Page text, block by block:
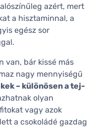
azért, mert
a hisztaminnal, a
egész sor
van, bár kissé más
nagy mennyiségű
– különösen a tej-
olyan
vagy azok
a csokoládé gazdag